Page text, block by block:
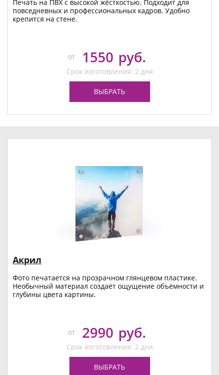
Печать на ПВХ с высокой жёсткостью. Подходит для
повседневных и профессиональных кадров. Удобно
крепится на стене.
от 1550 руб.
Срок изготовления: 2 дня
ВЫБРАТЬ
Акрил
Фото печатается на прозрачном глянцевом пластике.
Необычный материал создаёт ощущение объёмности и
глубины цвета картины.
от 2990 руб.
Срок изготовления: 2 дня
ВЫБРАТЬ